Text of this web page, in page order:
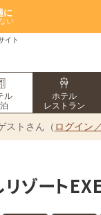
に
い
イト
ル
ホテル
レストラン
ストさん（ ログイン
ゾート